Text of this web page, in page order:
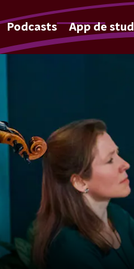
Podcasts App de